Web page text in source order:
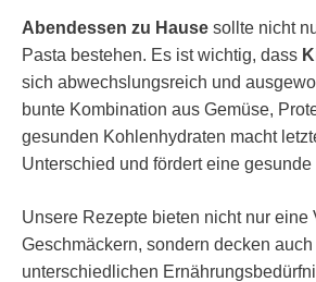
Abendessen zu Hause sollte nicht
Pasta bestehen. Es ist wichtig, dass
sich abwechslungsreich und
bunte Kombination aus Gemüse,
gesunden Kohlenhydraten macht
Unterschied und fördert eine gesunde
Unsere Rezepte bieten nicht nur eine
Geschmäckern, sondern decken
unterschiedlichen